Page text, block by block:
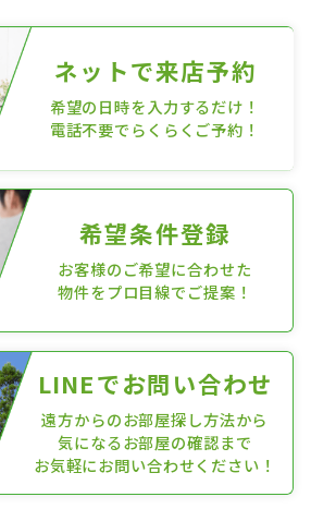
ネットで来店予約
希望の日時を入力するだけ！
電話不要でらくらくご予約！
希望条件登録
お客様のご希望に合わせた
物件をプロ目線でご提案！
LINEでお問い合わせ
遠方からのお部屋探し方法から
気になるお部屋の確認まで
お気軽にお問い合わせください！